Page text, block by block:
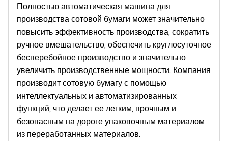
Полностью автоматическая машина для
производства сотовой бумаги может значительно
повысить эффективность производства, сократить
ручное вмешательство, обеспечить круглосуточное
бесперебойное производство и значительно
увеличить производственные мощности. Компания
производит сотовую бумагу с помощью
интеллектуальных и автоматизированных
функций, что делает ее легким, прочным и
безопасным на дороге упаковочным материалом
из переработанных материалов.